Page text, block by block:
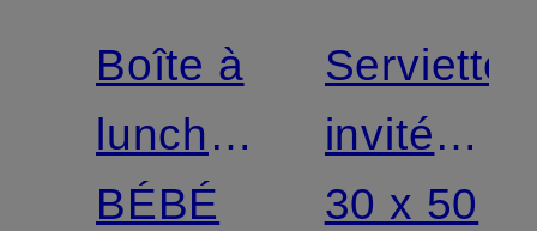
Boîte à
lunch
ARTHUR
BÉBÉ
Serviette
invité
NARAM
30 x 50